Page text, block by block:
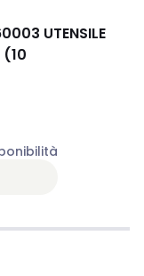
UTENSILE
(10